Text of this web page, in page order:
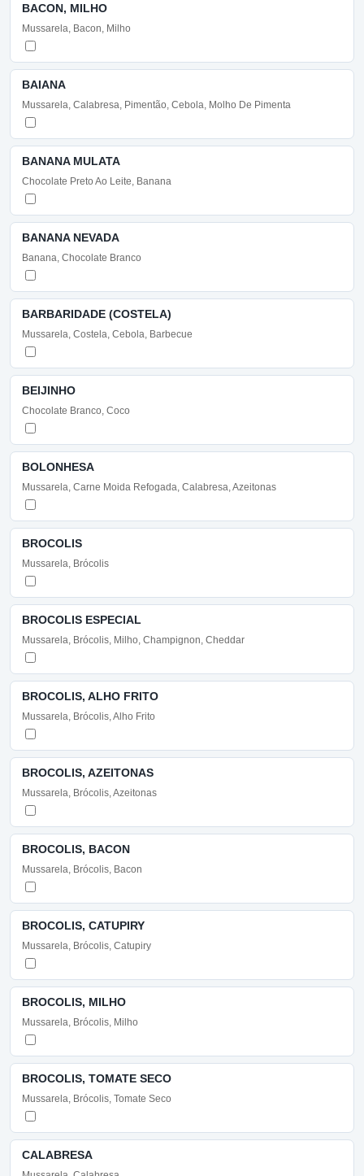
BACON, MILHO
Mussarela, Bacon, Milho
BAIANA
Mussarela, Calabresa, Pimentão, Cebola, Molho De Pimenta
BANANA MULATA
Chocolate Preto Ao Leite, Banana
BANANA NEVADA
Banana, Chocolate Branco
BARBARIDADE (COSTELA)
Mussarela, Costela, Cebola, Barbecue
BEIJINHO
Chocolate Branco, Coco
BOLONHESA
Mussarela, Carne Moida Refogada, Calabresa, Azeitonas
BROCOLIS
Mussarela, Brócolis
BROCOLIS ESPECIAL
Mussarela, Brócolis, Milho, Champignon, Cheddar
BROCOLIS, ALHO FRITO
Mussarela, Brócolis, Alho Frito
BROCOLIS, AZEITONAS
Mussarela, Brócolis, Azeitonas
BROCOLIS, BACON
Mussarela, Brócolis, Bacon
BROCOLIS, CATUPIRY
Mussarela, Brócolis, Catupiry
BROCOLIS, MILHO
Mussarela, Brócolis, Milho
BROCOLIS, TOMATE SECO
Mussarela, Brócolis, Tomate Seco
CALABRESA